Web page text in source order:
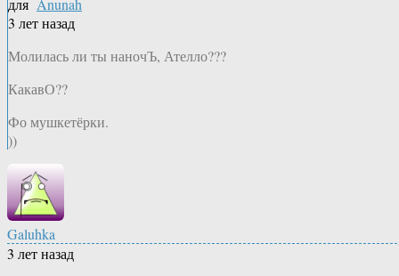
для Anunah
3 лет назад
Молилась ли ты наночЪ, Ателло???
КакавО??
Фо мушкетёрки.
))
Galuhka
3 лет назад